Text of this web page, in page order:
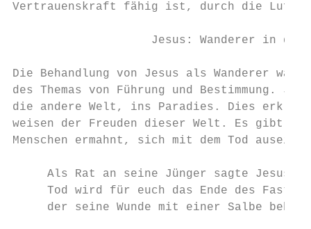
Vertrauenskraft fähig ist, durch die Luft
Jesus: Wanderer in der
Die Behandlung von Jesus als Wanderer
des Themas von Führung und Bestimmung.
die andere Welt, ins Paradies. Dies erklärt
weisen der Freuden dieser Welt. Es gibt
Menschen ermahnt, sich mit dem Tod
Als Rat an seine Jünger sagte Jesus:
Tod wird für euch das Ende des Fasten
der seine Wunde mit einer Salbe